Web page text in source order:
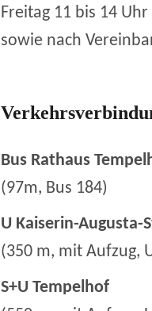
Freitag 11 bis 14 Uhr
sowie nach
Bus Rathaus
(97m, Bus 184)
U Kaiserin-Augusta-
(350 m, mit Aufzug,
S+U Tempelhof